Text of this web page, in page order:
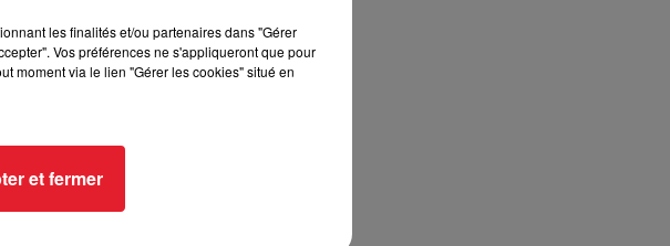
hit. Au programme : le
les finalités et/ou partenaires dans "Gérer
Vos préférences ne s'appliqueront que pour
moment via le lien "Gérer les cookies" situé en
et fermer